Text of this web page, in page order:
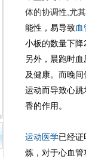
体的协调性,尤
能性，易导致血
小板的数量下降
另外，晨跑时
及健康。而晚
运动而导致心
香的作用。
运动医学已经证
炼，对于心血